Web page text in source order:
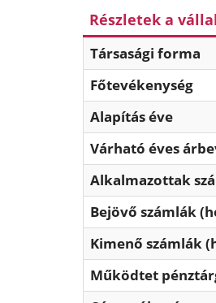
Részletek a
Társasági forma
Főtevékenység
Alapítás éve
Várható éves
Alkalmazottak
Bejövő számlák
Kimenő számlák
Működtet